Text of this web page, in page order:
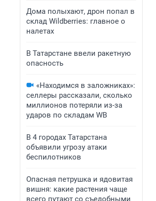
Дома полыхают, дрон попал в
склад Wildberries: главное о
налетах
В Татарстане ввели ракетную
опасность
«Находимся в заложниках»:
селлеры рассказали, сколько
миллионов потеряли из-за
ударов по складам WB
В 4 городах Татарстана
объявили угрозу атаки
беспилотников
Опасная петрушка и ядовитая
вишня: какие растения чаще
всего путают со съедобными